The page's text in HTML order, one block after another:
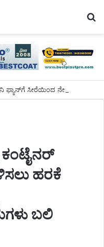
ಕಂಟೈನರ್
ಹರಕೆ
ಬಲಿ